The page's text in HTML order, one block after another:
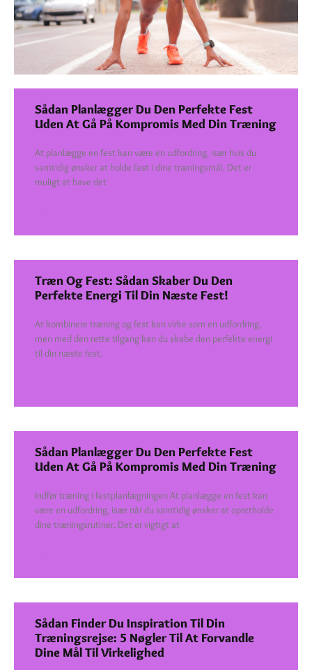
Sådan Planlægger Du Den Perfekte Fest
Uden At Gå På Kompromis Med Din Træning
At planlægge en fest kan være en udfordring, især hvis du
samtidig ønsker at holde fast i dine træningsmål. Det er
muligt at have det
Træn Og Fest: Sådan Skaber Du Den
Perfekte Energi Til Din Næste Fest!
At kombinere træning og fest kan virke som en udfordring,
men med den rette tilgang kan du skabe den perfekte energi
til din næste fest.
Sådan Planlægger Du Den Perfekte Fest
Uden At Gå På Kompromis Med Din Træning
Indfør træning i festplanlægningen At planlægge en fest kan
være en udfordring, især når du samtidig ønsker at opretholde
dine træningsrutiner. Det er vigtigt at
Sådan Finder Du Inspiration Til Din
Træningsrejse: 5 Nøgler Til At Forvandle
Dine Mål Til Virkelighed